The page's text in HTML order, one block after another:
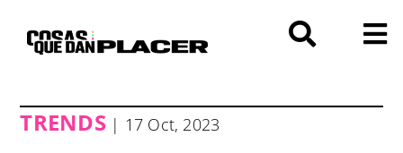
contenido
TRENDS| 17 Oct, 2023